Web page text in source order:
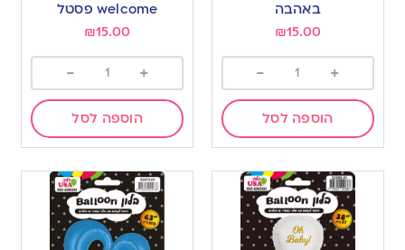
באהבה
₪15.00
+
-
הוספה לסל
welcome פסטל
₪15.00
+
-
הוספה לסל